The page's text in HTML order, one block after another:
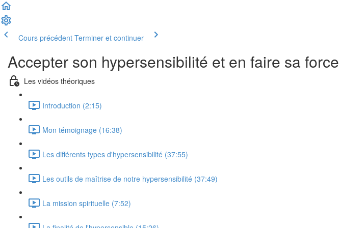
Cours précédent Terminer et continuer
Accepter son hypersensibilité et en faire sa force
Les vidéos théoriques
Introduction (2:15)
Mon témoignage (16:38)
Les différents types d'hypersensibilité (37:55)
Les outils de maîtrise de notre hypersensibilité (37:49)
La mission spirituelle (7:52)